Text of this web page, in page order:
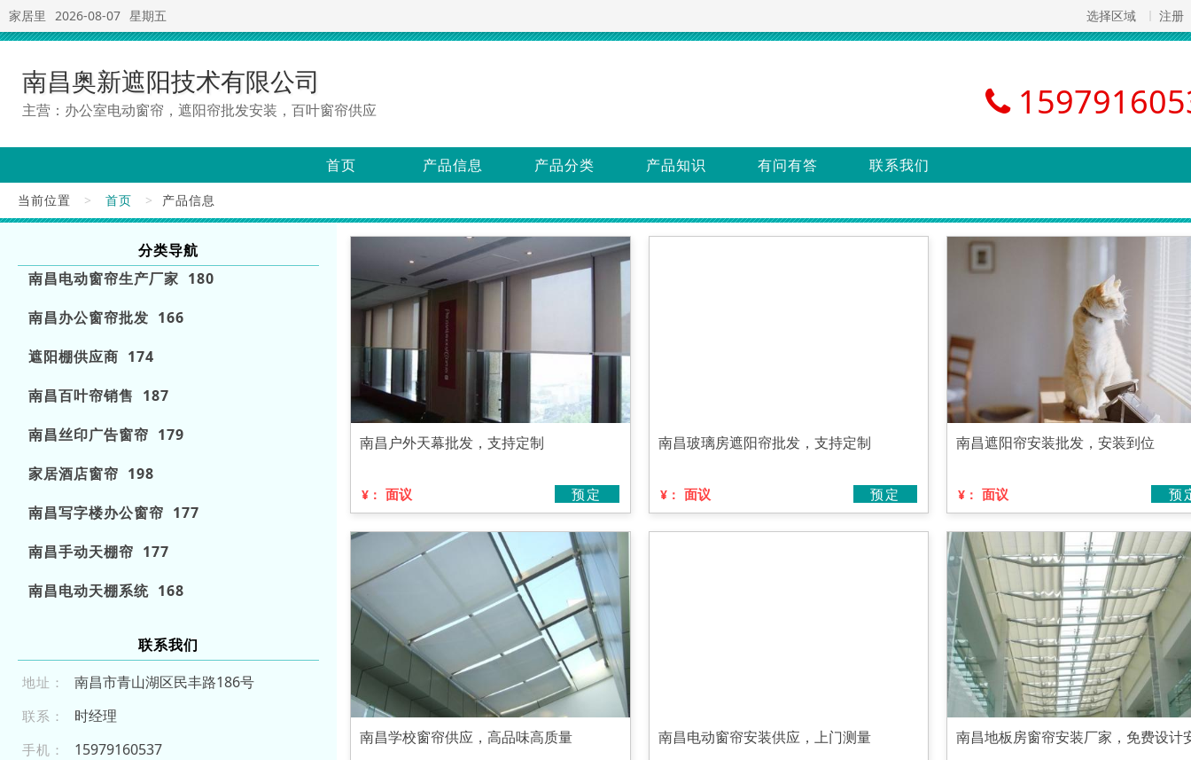
家居里 2026-08-07 星期五 选择区域 注册
南昌奥新遮阳技术有限公司
主营：办公室电动窗帘，遮阳帘批发安装，百叶窗帘供应
首页 产品信息 产品分类 产品知识 有问有答 联系我们
当前位置 > 首页 > 产品信息
分类导航
南昌电动窗帘生产厂家 180
南昌办公窗帘批发 166
遮阳棚供应商 174
南昌百叶帘销售 187
南昌丝印广告窗帘 179
家居酒店窗帘 198
南昌写字楼办公窗帘 177
南昌手动天棚帘 177
南昌电动天棚系统 168
联系我们
地址： 南昌市青山湖区民丰路186号
联系： 时经理
手机： 159 79 160 5 3 7
南昌户外天幕批发，支持定制
¥： 面议 预定
南昌玻璃房遮阳帘批发，支持定制
¥： 面议 预定
南昌遮阳帘安装批发，安装到位
¥： 面议 预
南昌学校窗帘供应，高品味高质量 南昌电动窗帘安装供应，上门测量 南昌地板房窗帘安装厂家，免费设计